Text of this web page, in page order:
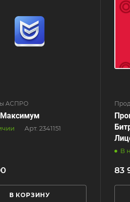
АСПРО
Арт. 2341151
В КОРЗИНУ
В
83